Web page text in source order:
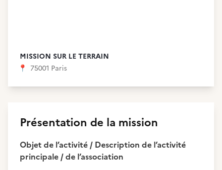
MISSION SUR LE TERRAIN
📍 75001 Paris
Présentation de la mission
Objet de l’activité / Description de l’activité
principale / de l’association